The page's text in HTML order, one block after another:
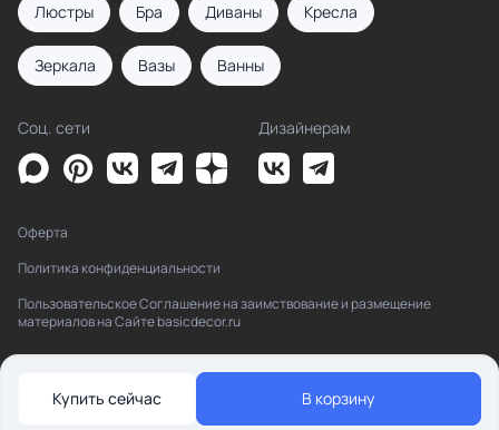
Купить сейчас В корзину
Люстры Бра Диваны Кресла
Зеркала Вазы Ванны
Соц. сети Дизайнерам
Оферта
Политика конфиденциальности
Пользовательское Соглашение на заимствование и размещение
материалов на Сайте basicdecor.ru